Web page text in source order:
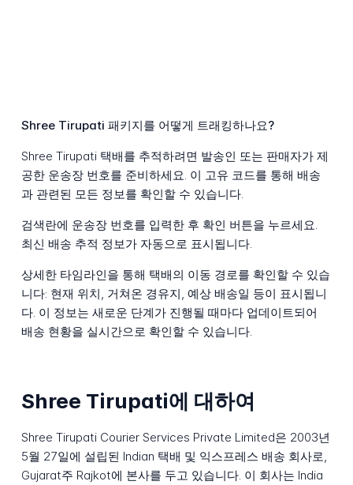
Shree Tirupati 패키지를 어떻게 트래킹하나요?
Shree Tirupati 택배를 추적하려면 발송인 또는 판매자가 제
공한 운송장 번호를 준비하세요. 이 고유 코드를 통해 배송
과 관련된 모든 정보를 확인할 수 있습니다.
검색란에 운송장 번호를 입력한 후 확인 버튼을 누르세요.
최신 배송 추적 정보가 자동으로 표시됩니다.
상세한 타임라인을 통해 택배의 이동 경로를 확인할 수 있습
니다: 현재 위치, 거쳐온 경유지, 예상 배송일 등이 표시됩니
다. 이 정보는 새로운 단계가 진행될 때마다 업데이트되어
배송 현황을 실시간으로 확인할 수 있습니다.
Shree Tirupati에 대하여
Shree Tirupati Courier Services Private Limited은 2003년
5월 27일에 설립된 Indian 택배 및 익스프레스 배송 회사로,
Gujarat주 Rajkot에 본사를 두고 있습니다. 이 회사는 India